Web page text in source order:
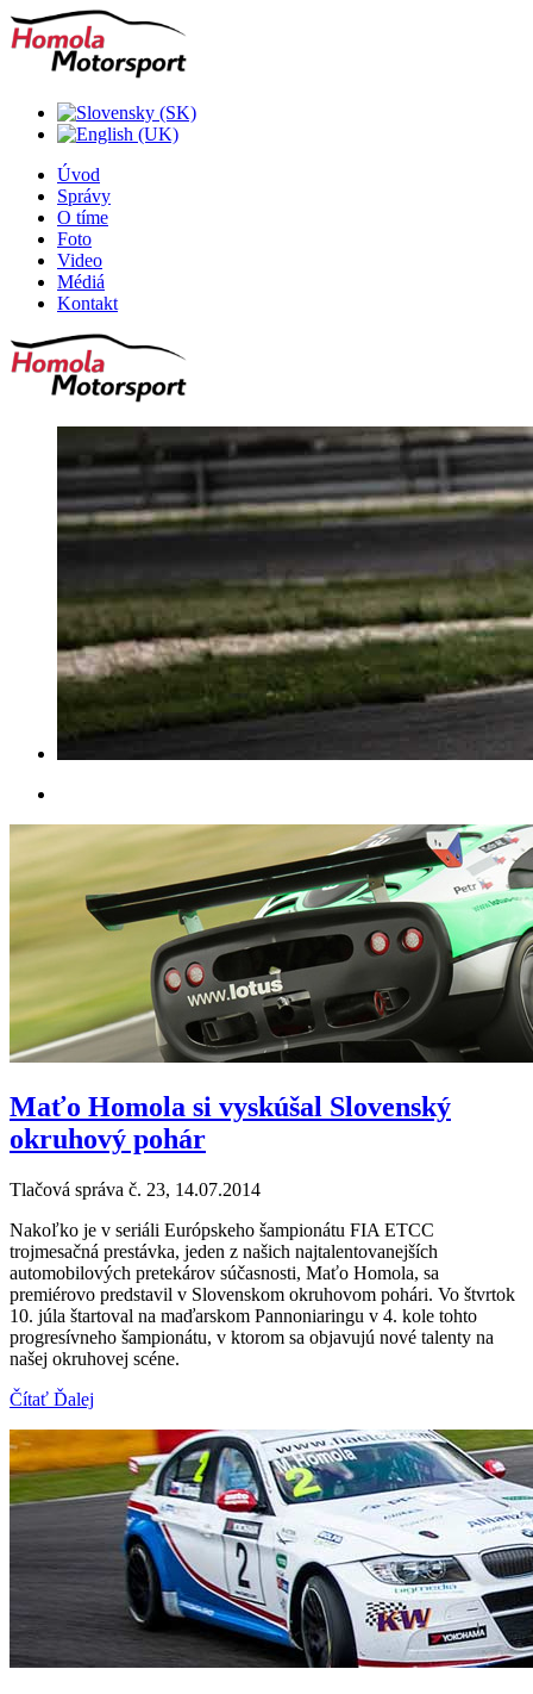
Úvod
Správy
O tíme
Foto
Video
Médiá
Kontakt
Maťo Homola si vyskúšal Slovenský
okruhový pohár
Tlačová správa č. 23, 14.07.2014
Nakoľko je v seriáli Európskeho šampionátu FIA ETCC
trojmesačná prestávka, jeden z našich najtalentovanejších
automobilových pretekárov súčasnosti, Maťo Homola, sa
premiérovo predstavil v Slovenskom okruhovom pohári. Vo štvrtok
10. júla štartoval na maďarskom Pannoniaringu v 4. kole tohto
progresívneho šampionátu, v ktorom sa objavujú nové talenty na
našej okruhovej scéne.
Čítať Ďalej